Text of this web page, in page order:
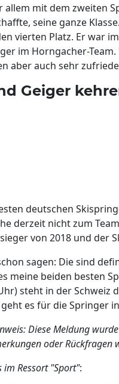
allem mit dem zweiten
seine ganze
vierten Platz. Er war
im Horngacher-
aber auch sehr
Geiger
deutschen
derzeit nicht zum
von 2018 und der
sagen: Die sind
meine beiden besten
steht in der
es für die Springer
Diese Meldung
oder Rückfragen
im Ressort "Sport":